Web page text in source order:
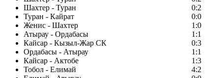
Шахтер - Туран
0:2
Туран - Кайрат
0:0
Женис - Шахтер
1:0
Атырау - Ордабасы
1:1
Кайсар - Кызыл-Жар СК
0:3
Ордабасы - Атырау
1:1
Кайсар - Актобе
1:3
Тобол - Елимай
4:2